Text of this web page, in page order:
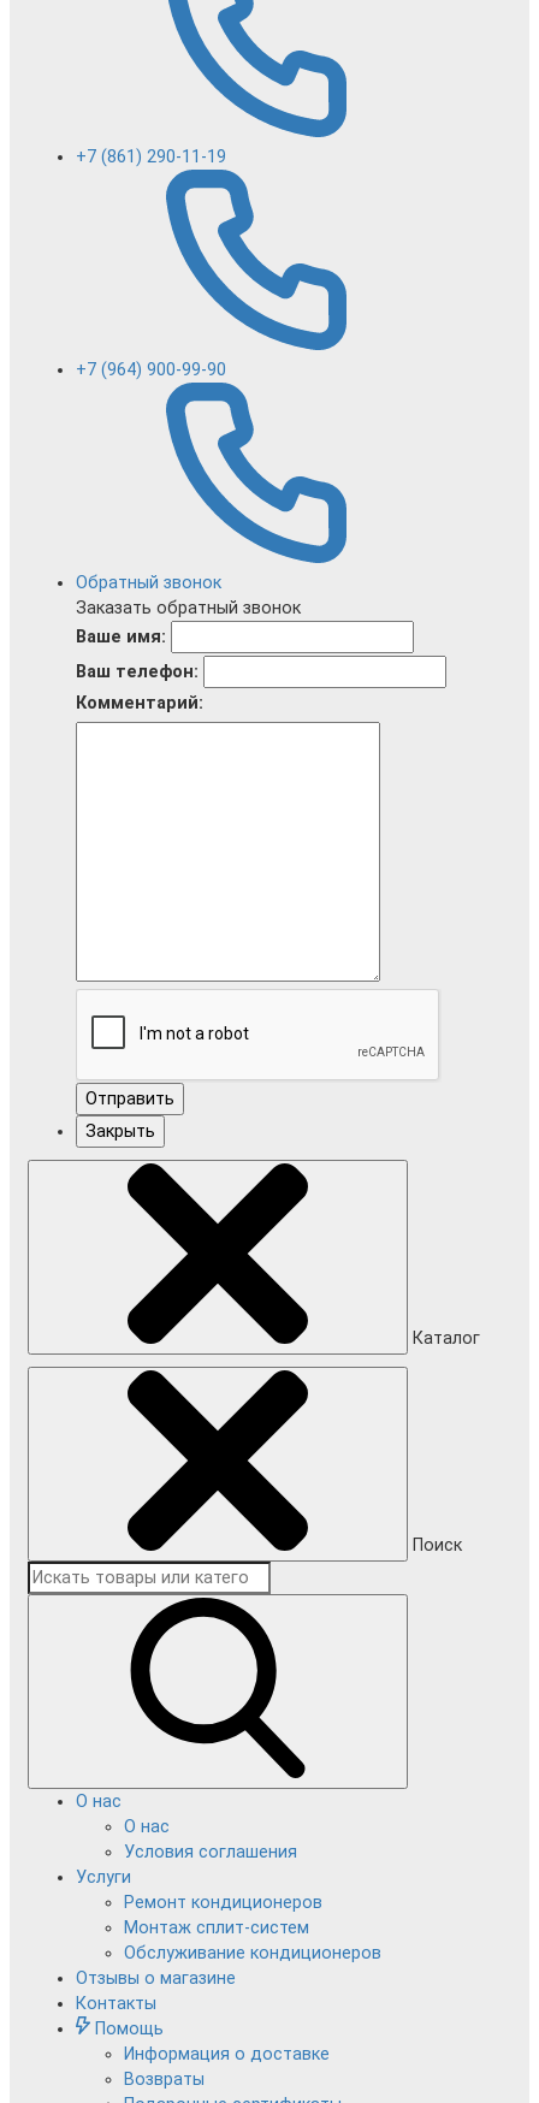
+7 (861) 290-11-19
+7 (964) 900-99-90
Обратный звонок
Заказать обратный звонок
Ваше имя:
Ваш телефон:
Комментарий:
Отправить
Закрыть
Каталог
Поиск
О нас
О нас
Условия соглашения
Услуги
Ремонт кондиционеров
Монтаж сплит-систем
Обслуживание кондиционеров
Отзывы о магазине
Контакты
Помощь
Информация о доставке
Возвраты